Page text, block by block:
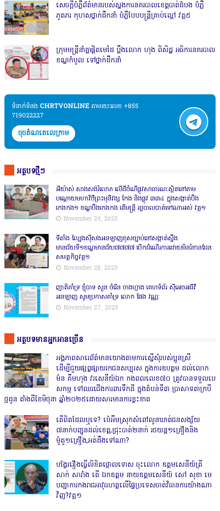
សេចក្តីបំភ្លឺព័ត៌មានរបស់ស្នងការនគរបាលខេត្តបាត់ដំបង បំភ្លឺ
ភូតភរ កុហសថ្នាក់ដឹកនាំ បំភ្លឺបែបបន្ត្រីគ្រាប់ល្ពៅ វគ្គ៥
ក្រុមមន្ត្រីនាំគ្នាផ្ដិតមេដៃ ប្ដឹងលោក ហុង ពិសិដ្ឋ អធិការនគរបាល
ខណ្ឌកំបូល ទៅថ្នាក់ដឹកនាំ
ទំនាក់ទំនង​​ CHRTVONLINE តាមរយៈលេខ +855
719022227
ចុចតំណតេលេក្រាម
អត្ថបទថ្មីៗ
អីយ៉ាស់ សាងសង់រំលោភ លើដីចំណីផ្លូវសាធារណៈស្ថិតនៅតាម
បណ្ដោយមហាវិថីព្រះមុនីវង្ស កែង និងផ្លូវ ៣៣៤ ក្នុងសង្កាត់បឹង
កេងកង១ ខណ្ឌបឹងកេងកង តើមន្ត្រី រដ្ឋបាលបាត់ទៅណាអស់ វគ្គ១
November 29, 2025
ទីតាំង ល្បែងស៊ីសងអនឡាញខុសច្បាប់នៅសង្កាត់សឹ្ចង
មានជ័យទី១ខណ្ឌមានជ័យ៧៧៧៧ បើកដំណើរការដោយមិនរំខានដែន
សមត្ថកិច្ចវគ្គ១
November 28, 2025
ញាតិគាំទ្រ ខ្ញុំបាទ សួន ចំរើន ចាងហ្វាង គេហទំព័រ ស៊ីអេចអធីវី
អនឡាញ សូមប្រកាសគាំទ្រ លោក ផែង វណ្ណ:
November 27, 2025
អត្ថបទមានអ្នកអានច្រើន
អង្គភាពសារេព័ត៌មានយោងតាមការស្នើសុំរបស់ប្អូនស្រី
ដើម្បីជួយផ្សព្វផ្សាយរកជនសប្បុរស ក្នុងការឧបត្ថម ដល់លោក
ម៉ន គឹមហុង វរសេនីយ៍ឯក កងពលលេខ៧០ ត្រូវបានទទួលបេ
សកម្ម ទៅឈរជើងការពារទឹកដី ក្នុងតំបន់ទី៣ ប្រាសាទតាក្របី
ថ្មដូន តាំងពីខែមិថុនា ឆ្នាំ២០២៥ដោយសារមានការខ្វះខាត
តើពិតដែលឬទេ? ប៉េអឹមស្រុកសំពៅលូនឃាត់ជនសង្ស័យ
៧នាក់បញ្ជូនដល់ខេត្ត,ជ្រុះបាត់២នាក់ រថយន្ត១គ្រឿងនិង
ម៉ូតូ១គ្រឿង,អត់ដឹងទៅណា?
បង្វែររឿងធ្វើលិខិតថ្កោលទោស ចុះលោក ឧត្តមសេនីយ៍ត្រី
សាក់ សារាំង តើ ឯកឧត្តម នាយឧត្តមសេនីយ៍ សៅ សុខា មេ
បញ្ជាការកងរាជអាវុធហត្ថលើផ្ទៃប្រទេសចាត់វិធានការយ៉ាងណា
វិញ?វគ្គ១